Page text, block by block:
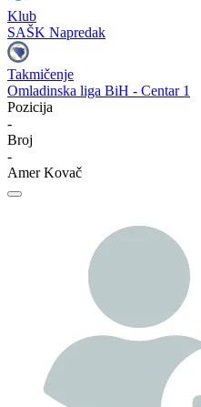
Klub
SAŠK Napredak
Takmičenje
Omladinska liga BiH - Centar 1
Pozicija
-
Broj
-
Amer Kovač